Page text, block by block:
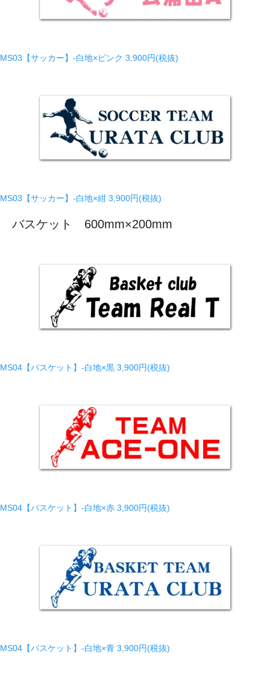
MS03【サッカー】-白地×ピンク 3,900円(税抜)
MS03【サッカー】-白地×紺 3,900円(税抜)
バスケット 600mm×200mm
MS04【バスケット】-白地×黒 3,900円(税抜)
MS04【バスケット】-白地×赤 3,900円(税抜)
MS04【バスケット】-白地×青 3,900円(税抜)